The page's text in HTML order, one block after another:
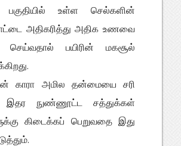
உள்ள செல்களின்
அதிகரித்து அதிக உணவை
செய்வதால் பயிரின் மகசூல்
காரா அமில தன்மையை சரி
இதர நுண்ணூட்ட சத்துக்கள்
கிடைக்கப் பெறுவதை இது